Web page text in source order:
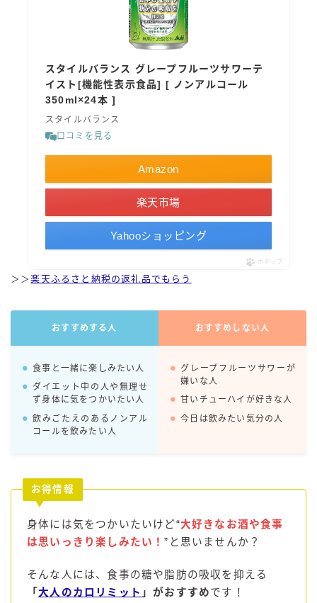
コカ・コーラ
檸檬堂
オリオンビール
WATTA
その他メーカー
Amazon
コラム
運営者情報
スタイルバランス グレープフルーツサワーテ
イスト[機能性表示食品] [ ノンアルコール
350ml×24本 ]
スタイルバランス
口コミを見る
Amazon
楽天市場
Yahooショッピング
ポチップ
＞＞楽天ふるさと納税の返礼品でもらう
おすすめする人 おすすめしない人
食事と一緒に楽しみたい人
ダイエット中の人や無理せ
ず身体に気をつかいたい人
飲みごたえのあるノンアル
コールを飲みたい人
グレープフルーツサワーが
嫌いな人
甘いチューハイが好きな人
今日は飲みたい気分の人
お得情報
身体には気をつかいたいけど“大好きなお酒や食事
は思いっきり楽しみたい！”と思いませんか？
そんな人には、食事の糖や脂肪の吸収を抑える
「大人のカロリミット 」がおすすめです！